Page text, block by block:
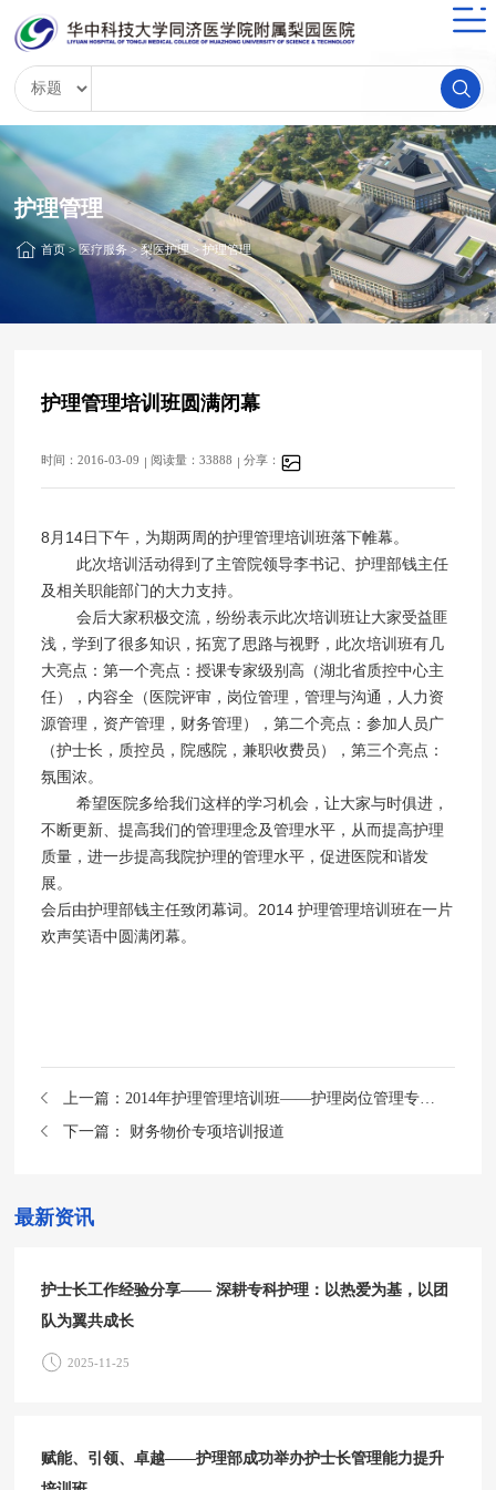
护理管理
首页>医疗服务>梨医护理 >护理管理
护理管理培训班圆满闭幕
时间：2016-03-09 阅读量：33888 分享：
8月14日下午，为期两周的护理管理培训班落下帷幕。
此次培训活动得到了主管院领导李书记、护理部钱主任
及相关职能部门的大力支持。
会后大家积极交流，纷纷表示此次培训班让大家受益匪
浅，学到了很多知识，拓宽了思路与视野，此次培训班有几
大亮点：第一个亮点：授课专家级别高（湖北省质控中心主
任），内容全（医院评审，岗位管理，管理与沟通，人力资
源管理，资产管理，财务管理），第二个亮点：参加人员广
（护士长，质控员，院感院，兼职收费员），第三个亮点：
氛围浓。
希望医院多给我们这样的学习机会，让大家与时俱进，
不断更新、提高我们的管理理念及管理水平，从而提高护理
质量，进一步提高我院护理的管理水平，促进医院和谐发
展。
会后由护理部钱主任致闭幕词。2014 护理管理培训班在一片
欢声笑语中圆满闭幕。
上一篇：
财务物价专项培训报道
下一篇：
最新资讯
护士长工作经验分享—— 深耕专科护理：以热爱为基，以团
队为翼共成长
2025-11-25
赋能、引领、卓越——护理部成功举办护士长管理能力提升